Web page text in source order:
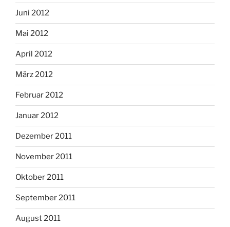
Juni 2012
Mai 2012
April 2012
März 2012
Februar 2012
Januar 2012
Dezember 2011
November 2011
Oktober 2011
September 2011
August 2011